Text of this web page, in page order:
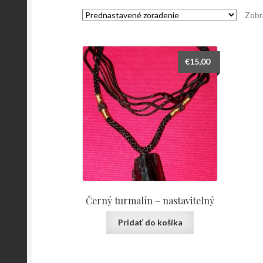
Černý turmalín – nastavitelný
€15,00
Pridať do košíka